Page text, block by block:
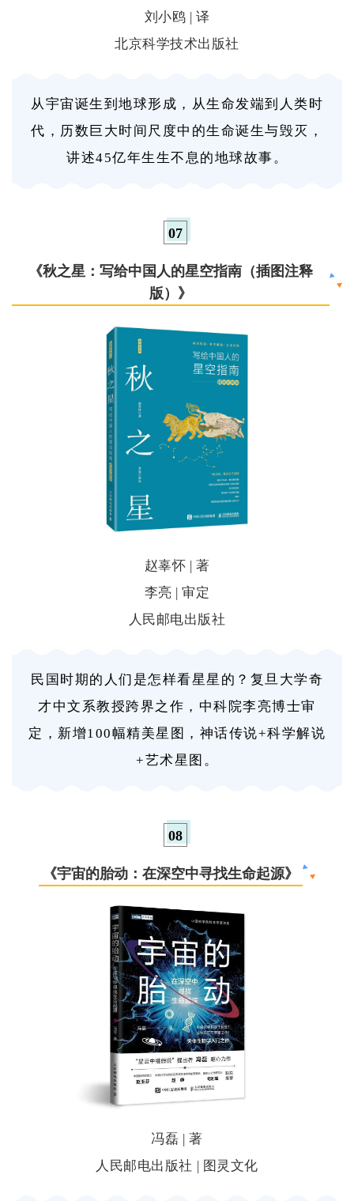
刘小鸥 | 译
北京科学技术出版社
从宇宙诞生到地球形成，从生命发端到人类时
代，历数巨大时间尺度中的生命诞生与毁灭，
讲述45亿年生生不息的地球故事。
07
《秋之星：写给中国人的星空指南（插图注释
版）》
赵辜怀 | 著
李亮 | 审定
人民邮电出版社
民国时期的人们是怎样看星星的？复旦大学奇
才中文系教授跨界之作，中科院李亮博士审
定，新增100幅精美星图，神话传说+科学解说
+艺术星图。
08
《宇宙的胎动：在深空中寻找生命起源》
冯磊 | 著
人民邮电出版社 | 图灵文化